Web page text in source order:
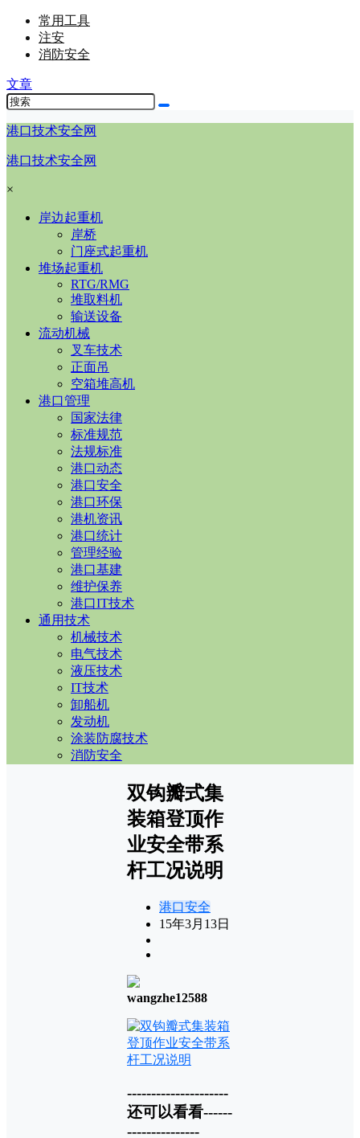
常用工具
注安
消防安全
文章
港口技术安全网
港口技术安全网
×
岸边起重机
岸桥
门座式起重机
堆场起重机
RTG/RMG
堆取料机
输送设备
流动机械
叉车技术
正面吊
空箱堆高机
港口管理
国家法律
标准规范
法规标准
港口动态
港口安全
港口环保
港机资讯
港口统计
管理经验
港口基建
维护保养
港口IT技术
通用技术
机械技术
电气技术
液压技术
IT技术
卸船机
发动机
涂装防腐技术
消防安全
双钩瓣式集
装箱登顶作
业安全带系
杆工况说明
港口安全
15年3月13日
wangzhe12588
---------------------
还可以看看------
---------------